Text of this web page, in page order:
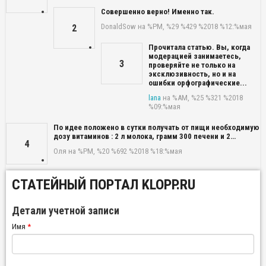
2
Совершенно верно! Именно так.
DonaldSow на %PM, %29 %429 %2018 %12:%мая
3
Прочитала статью. Вы, когда
модерацией занимаетесь,
проверяйте не только на
эксклюзивность, но и на
ошибки орфографические...
lana на %AM, %25 %321 %2018
%09:%мая
4
По идее положено в сутки получать от пищи необходимую
дозу витаминов : 2 л молока, грамм 300 печени и 2…
Оля на %PM, %20 %692 %2018 %18:%мая
СТАТЕЙНЫЙ ПОРТАЛ KLOPP.RU
Детали учетной записи
Имя *